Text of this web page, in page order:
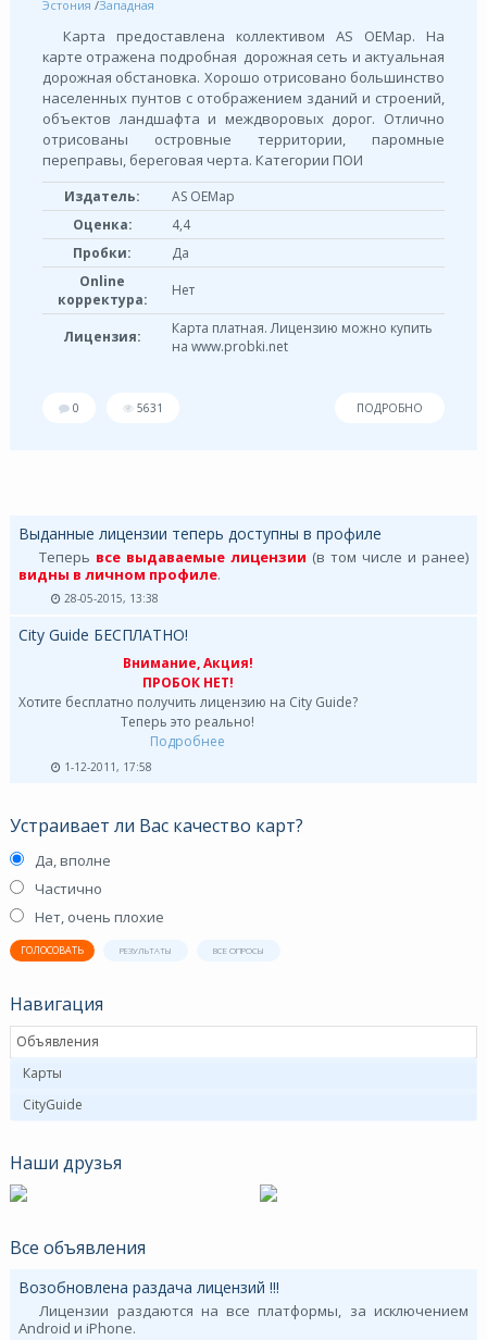
Эстония /Западная
Карта предоставлена коллективом AS OEMap. На
карте отражена подробная дорожная сеть и актуальная
дорожная обстановка. Хорошо отрисовано большинство
населенных пунтов с отображением зданий и строений,
объектов ландшафта и междворовых дорог. Отлично
отрисованы островные территории, паромные
переправы, береговая черта. Категории ПОИ
Издатель:
AS OEMap
Оценка:
4,4
Пробки:
Да
Online
корректура:
Нет
Лицензия:
Карта платная. Лицензию можно купить
на www.probki.net
0 5631 ПОДРОБНО
Выданные лицензии теперь доступны в профиле
Теперь все выдаваемые лицензии (в том числе и ранее)
видны в личном профиле.
28-05-2015, 13:38
City Guide БЕСПЛАТНО!
Внимание, Акция!
ПРОБОК НЕТ!
Хотите бесплатно получить лицензию на City Guide?
Теперь это реально!
Подробнее
1-12-2011, 17:58
Устраивает ли Вас качество карт?
Да, вполне
Частично
Нет, очень плохие
ГОЛОСОВАТЬ РЕЗУЛЬТАТЫ ВСЕ ОПРОСЫ
Навигация
Объявления
Карты
CityGuide
Наши друзья
Все объявления
Возобновлена раздача лицензий !!!
Лицензии раздаются на все платформы, за исключением
Android и iPhone.